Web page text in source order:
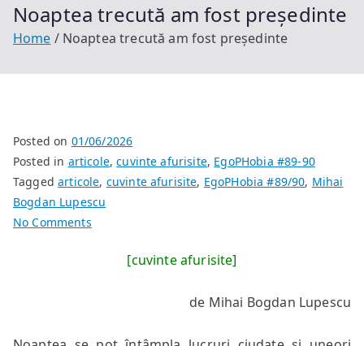
Noaptea trecută am fost președinte
Home Noaptea trecută am fost președinte
Posted on 01/06/2026
Posted in articole,cuvinte afurisite, EgoPHobia #89-90
Taggedarticole, cuvinte afurisite, EgoPHobia #89/90, Mihai
Bogdan Lupescu
No Commentson
trecută[cuvinte afurisite]
de Mihai Bogdan Lupescu